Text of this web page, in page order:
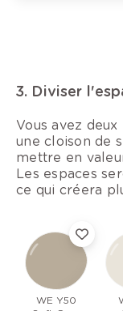
3. Diviser
Vous avez
une cloison de
mettre en
Les espaces
ce qui créera
WE Y50